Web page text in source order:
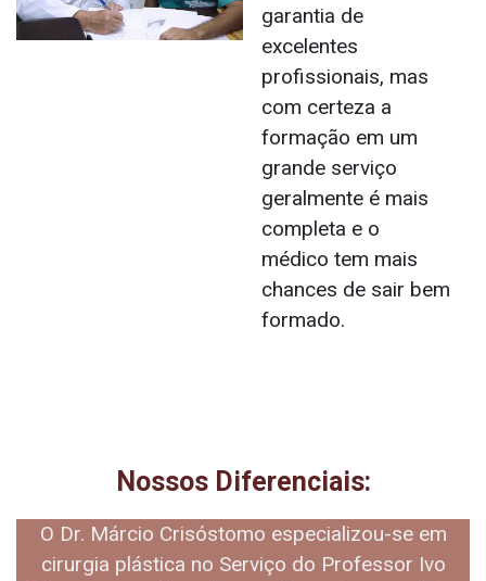
garantia de
excelentes
profissionais, mas
com certeza a
formação em um
grande serviço
geralmente é mais
completa e o
médico tem mais
chances de sair bem
formado.
Nossos Diferenciais:
O Dr. Márcio Crisóstomo especializou-se em
cirurgia plástica no Serviço do Professor Ivo